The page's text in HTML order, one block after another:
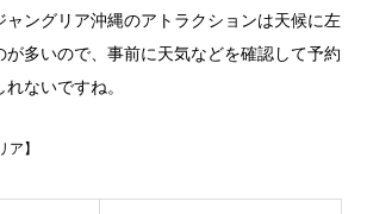
ャングリア沖縄のアトラクションは天候に左
が多いので、事前に天気などを確認して予約
ないですね。
ア】